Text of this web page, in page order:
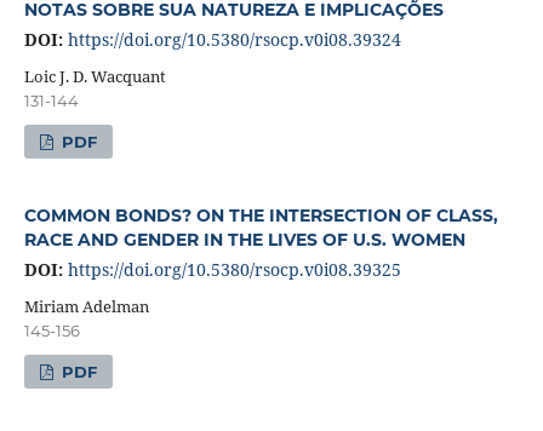
NOTAS SOBRE SUA NATUREZA E IMPLICAÇÕES
DOI: https://doi.org/10.5380/rsocp.v0i08.39324
Loic J. D. Wacquant
131-144
PDF
COMMON BONDS? ON THE INTERSECTION OF CLASS,
RACE AND GENDER IN THE LIVES OF U.S. WOMEN
DOI: https://doi.org/10.5380/rsocp.v0i08.39325
Miriam Adelman
145-156
PDF